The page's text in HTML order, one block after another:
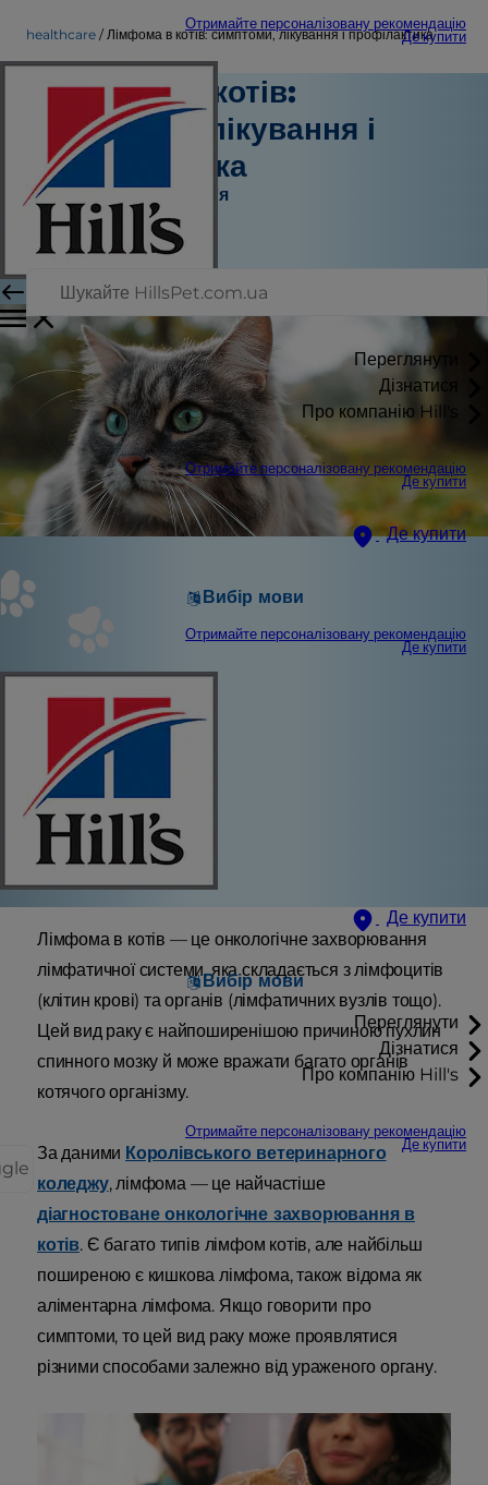
Отримайте персоналізовану рекомендацію
Де купити
Переглянути
Дізнатися
Про компанію Hill's
Отримайте персоналізовану рекомендацію
Де купити
Де купити
Вибір мови
Отримайте персоналізовану рекомендацію
Де купити
Де купити
Вибір мови
Переглянути
Дізнатися
Про компанію Hill's
Отримайте персоналізовану рекомендацію
Де купити
healthcare Лімфома в котів: симптоми, лікування і профілактика
Лімфома в котів:
симптоми, лікування і
профілактика
Турбота про здоров'я
Доктор Сара Вутен
|
Лімфома в котів — це онкологічне захворювання
лімфатичної системи, яка складається з лімфоцитів
(клітин крові) та органів (лімфатичних вузлів тощо).
Цей вид раку є найпоширенішою причиною пухлин
спинного мозку й може вражати багато органів
котячого організму.
За даними Королівського ветеринарного
коледжу, лімфома — це найчастіше
діагностоване онкологічне захворювання в
котів. Є багато типів лімфом котів, але найбільш
поширеною є кишкова лімфома, також відома як
аліментарна лімфома. Якщо говорити про
симптоми, то цей вид раку може проявлятися
різними способами залежно від ураженого органу.